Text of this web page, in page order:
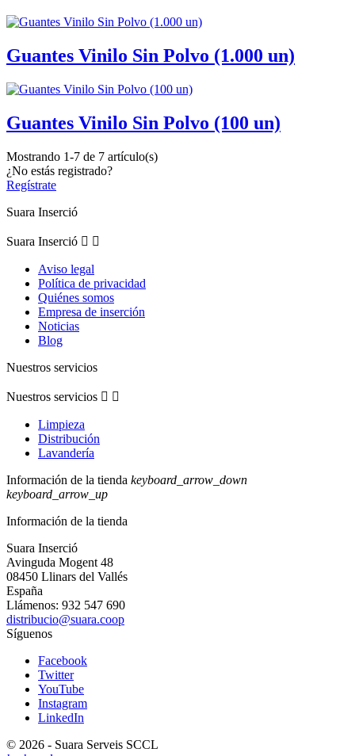
Guantes Vinilo Sin Polvo (1.000 un)
Guantes Vinilo Sin Polvo (100 un)
Mostrando 1-7 de 7 artículo(s)
¿No estás registrado?
Regístrate
Suara Inserció
Suara Inserció  
Aviso legal
Política de privacidad
Quiénes somos
Empresa de inserción
Noticias
Blog
Nuestros servicios
Nuestros servicios  
Limpieza
Distribución
Lavandería
Información de la tienda keyboard_arrow_down
keyboard_arrow_up
Información de la tienda
Suara Inserció
Avinguda Mogent 48
08450 Llinars del Vallés
España
Llámenos: 932 547 690
distribucio@suara.coop
Síguenos
Facebook
Twitter
YouTube
Instagram
LinkedIn
© 2026 - Suara Serveis SCCL